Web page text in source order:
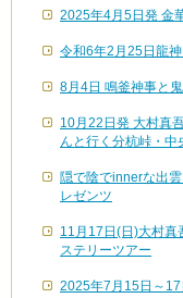
2025年4月5日発 金
令和6年2月25日龍
8月4日 鳴釜神事と
10月22日発 大村真
んと行く分杭峠・
隠で陰でinnerな出
レゼンツ
11月17日(日)大村真
ステリーツアー
2025年7月15日～